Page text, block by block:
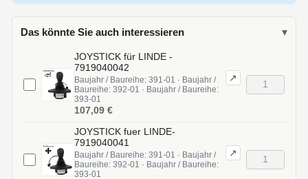
Das könnte Sie auch interessieren ▾
JOYSTICK für LINDE -
7919040042
Baujahr / Baureihe: 391-01 · Baujahr /
Baureihe: 392-01 · Baujahr / Baureihe:
393-01
↗
107,09 €
JOYSTICK fuer LINDE-
7919040041
Baujahr / Baureihe: 391-01 · Baujahr /
Baureihe: 392-01 · Baujahr / Baureihe:
393-01
↗